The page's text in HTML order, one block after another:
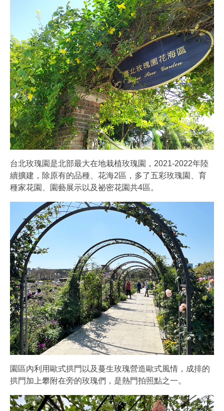
台北玫瑰園是北部最大在地栽植玫瑰園，2021-2022年陸
續擴建，除原有的品種、花海2區，多了五彩玫瑰園、育
種家花園、園藝展示以及祕密花園共4區。
園區內利用歐式拱門以及蔓生玫瑰營造歐式風情，成排的
拱門加上攀附在旁的玫瑰們，是熱門拍照點之一。